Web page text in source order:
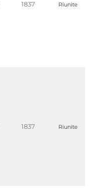
1837 Riunite
1837 Riunite